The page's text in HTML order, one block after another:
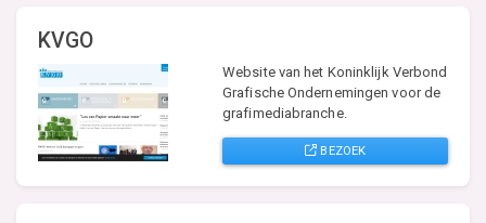
KVGO
Website van het Koninklijk Verbond
Grafische Ondernemingen voor de
grafimediabranche.
BEZOEK